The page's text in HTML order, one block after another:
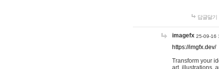
답글달기
imagefx 25-09-16
https://imgfx.dev/
Transform your
art, illustrations,